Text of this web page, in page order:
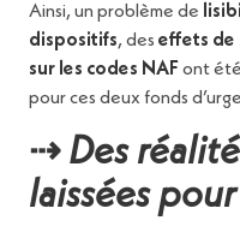
Ainsi, un problème de
dispositifs, des effets de
sur les codes NAF ont
pour ces deux fonds
⇢ Des
laissées